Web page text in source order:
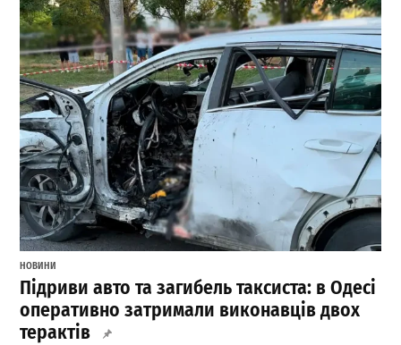
НОВИНИ
Підриви авто та загибель таксиста: в Одесі
оперативно затримали виконавців двох
терактів